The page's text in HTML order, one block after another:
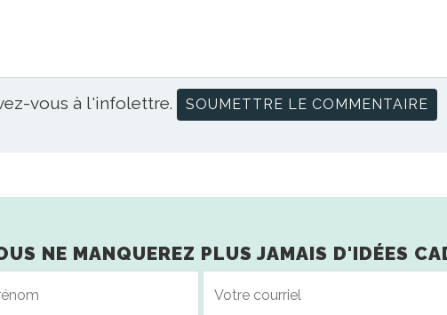
vous à l'infolettre.
NE MANQUEREZ PLUS JAMAIS D'IDÉES